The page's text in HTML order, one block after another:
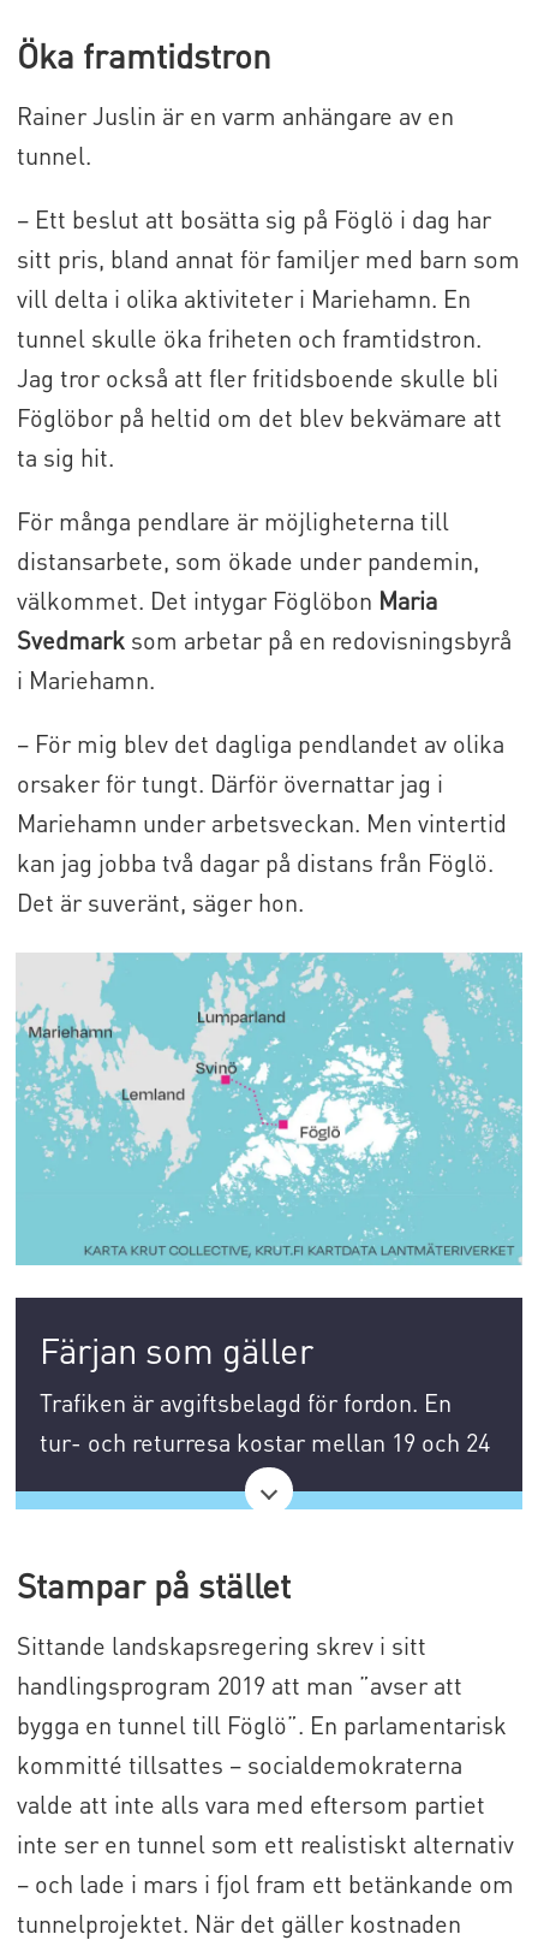
Öka framtidstron
Rainer Juslin är en varm anhängare av en
tunnel.
– Ett beslut att bosätta sig på Föglö i dag har
sitt pris, bland annat för familjer med barn som
vill delta i olika aktiviteter i Mariehamn. En
tunnel skulle öka friheten och framtidstron.
Jag tror också att fler fritidsboende skulle bli
Föglöbor på heltid om det blev bekvämare att
ta sig hit.
För många pendlare är möjligheterna till
distansarbete, som ökade under pandemin,
välkommet. Det intygar Föglöbon Maria
Svedmark som arbetar på en redovisningsbyrå
i Mariehamn.
– För mig blev det dagliga pendlandet av olika
orsaker för tungt. Därför övernattar jag i
Mariehamn under arbetsveckan. Men vintertid
kan jag jobba två dagar på distans från Föglö.
Det är suveränt, säger hon.
Färjan som gäller
Trafiken är avgiftsbelagd för fordon. En
tur- och returresa kostar mellan 19 och 24
euro för personbil beroende på årstid.
man bor, tidigare hade Föglöbor billigare
kort.
Mellan Långnäs och Mariehamn, Ålands
enda stad, är det 26 km.
På norra Föglö ligger Överö som angörs av
färjan som trafikerar på rutten Långnäs-
Sottunga-Kökar. Från Kökar kommer man
vidare till Galtby i Åboland.
Stampar på stället
Sittande landskapsregering skrev i sitt
handlingsprogram 2019 att man ”avser att
bygga en tunnel till Föglö”. En parlamentarisk
kommitté tillsattes – socialdemokraterna
valde att inte alls vara med eftersom partiet
inte ser en tunnel som ett realistiskt alternativ
– och lade i mars i fjol fram ett betänkande om
tunnelprojektet. När det gäller kostnaden